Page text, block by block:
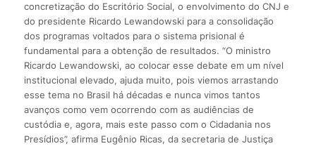
concretização do Escritório Social, o envolvimento do CNJ e
do presidente Ricardo Lewandowski para a consolidação
dos programas voltados para o sistema prisional é
fundamental para a obtenção de resultados. “O ministro
Ricardo Lewandowski, ao colocar esse debate em um nível
institucional elevado, ajuda muito, pois viemos arrastando
esse tema no Brasil há décadas e nunca vimos tantos
avanços como vem ocorrendo com as audiências de
custódia e, agora, mais este passo com o Cidadania nos
Presídios”, afirma Eugênio Ricas, da secretaria de Justiça